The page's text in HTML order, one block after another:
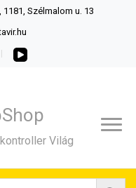
Szélmalom u. 13
Világ